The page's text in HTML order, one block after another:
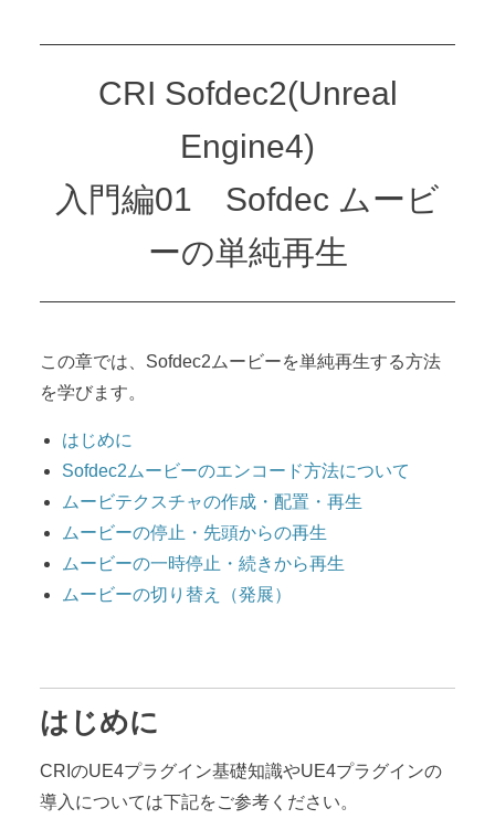
CRI Sofdec2(Unreal
Engine4)
入門編01 Sofdec ムービ
ーの単純再生
この章では、Sofdec2ムービーを単純再生する方法
を学びます。
はじめに
Sofdec2ムービーのエンコード方法について
ムービテクスチャの作成・配置・再生
ムービーの停止・先頭からの再生
ムービーの一時停止・続きから再生
ムービーの切り替え（発展）
はじめに
CRIのUE4プラグイン基礎知識やUE4プラグインの
導入については下記をご参考ください。